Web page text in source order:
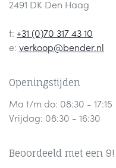
2491 DK Den Haag
t: +31 (0)70 317 43 10
e: verkoop@bender.nl
Openingstijden
Ma t/m do: 08:30 - 17:15
Vrijdag: 08:30 - 16:30
Beoordeeld met een 9!